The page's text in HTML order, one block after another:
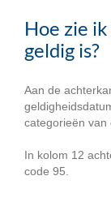
Hoe zie
geldig is?
Aan de
categorieën van
In kolom 12
code 95.